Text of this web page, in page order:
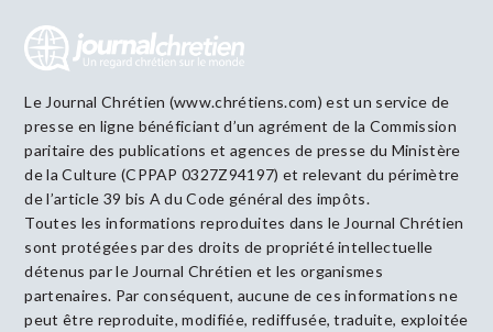
Le Journal Chrétien (www.chrétiens.com) est un service de
presse en ligne bénéficiant d’un agrément de la Commission
paritaire des publications et agences de presse du Ministère
de la Culture (CPPAP 0327Z94197) et relevant du périmètre
de l’article 39 bis A du Code général des impôts.
Toutes les informations reproduites dans le Journal Chrétien
sont protégées par des droits de propriété intellectuelle
détenus par le Journal Chrétien et les organismes
partenaires. Par conséquent, aucune de ces informations ne
peut être reproduite, modifiée, rediffusée, traduite, exploitée